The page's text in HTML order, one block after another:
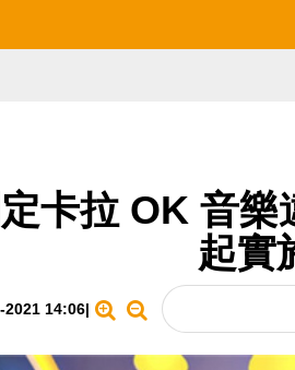
卡拉 OK 音
起實
2021 14:06|